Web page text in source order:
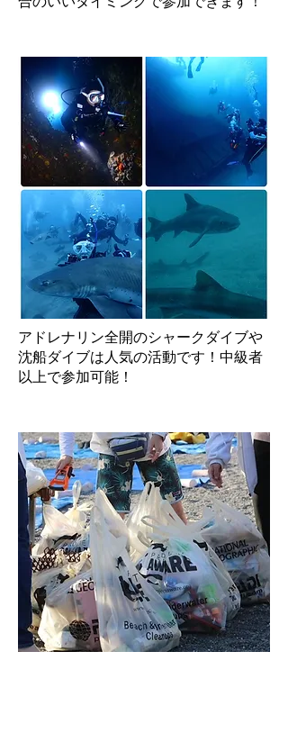
​アドレナリン全開のシャークダイブや
沈船ダイブは人気の活動です！中級者
以上で参加可能！